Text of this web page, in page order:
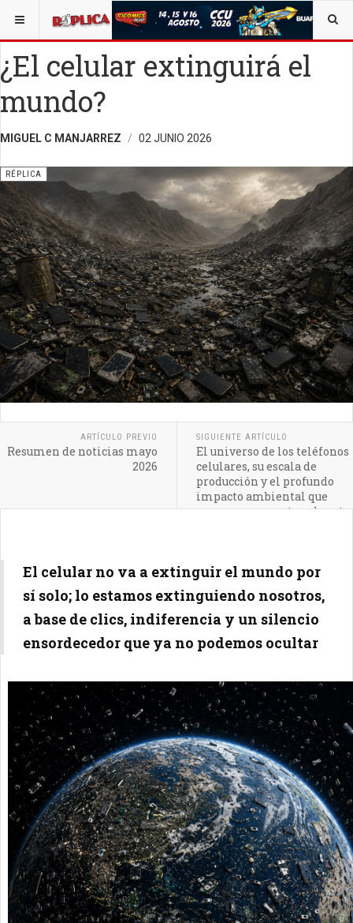
ESTÁ AQUÍ: ENTRETENIMIENTO OPINIÓN RÉPLICA
¿El celular extinguirá el
mundo?
MIGUEL C MANJARREZ 02 JUNIO 2026
RÉPLICA
ARTÍCULO PREVIO
Resumen de noticias mayo
2026
SIGUIENTE ARTÍCULO
El universo de los teléfonos
celulares, su escala de
producción y el profundo
impacto ambiental que
generan en nuestro planeta
El celular no va a extinguir el mundo por
sí solo; lo estamos extinguiendo nosotros,
a base de clics, indiferencia y un silencio
ensordecedor que ya no podemos ocultar